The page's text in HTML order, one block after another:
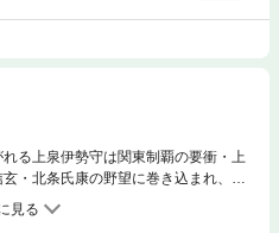
る上泉伊勢守は関東制覇の要衝・上
・北条氏康の野望に巻き込まれ、戦
の武勇を「上州の一本槍」と天下に
に没入できる平穏な日々の訪れを秘